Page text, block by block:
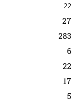
22
27
283
6
22
17
5